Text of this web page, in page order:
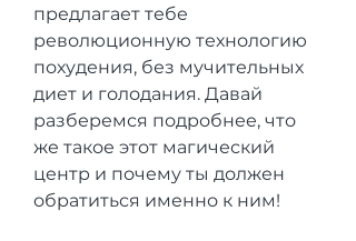
предлагает тебе
революционную технологию
похудения, без мучительных
диет и голодания. Давай
разберемся подробнее, что
же такое этот магический
центр и почему ты должен
обратиться именно к ним!